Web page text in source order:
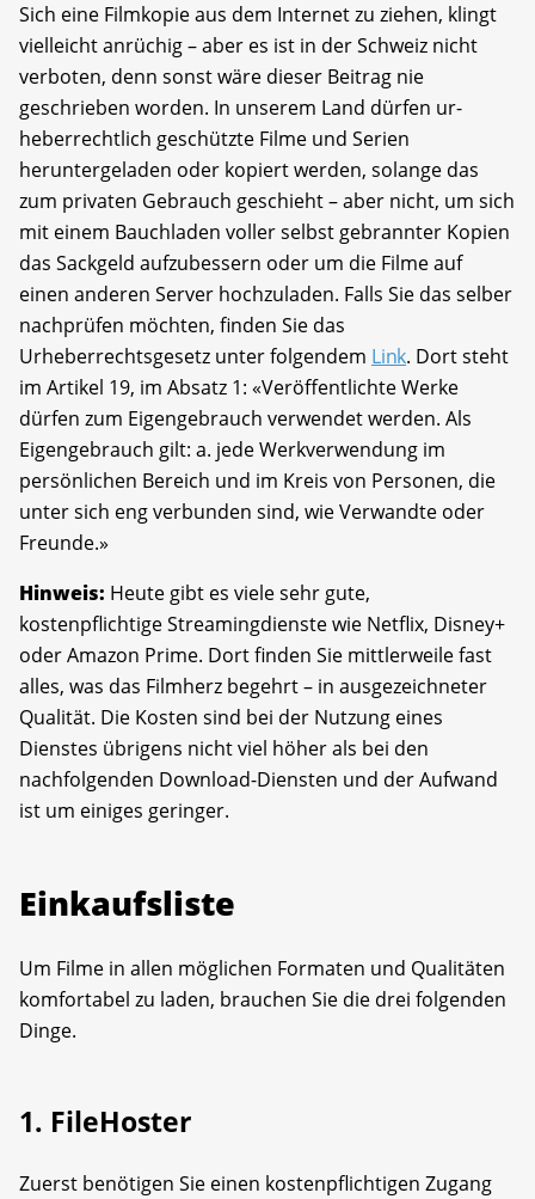
Sich eine Filmkopie aus dem Internet zu ziehen, klingt
vielleicht anrüchig – aber es ist in der Schweiz nicht
verboten, denn sonst wäre dieser Beitrag nie
geschrieben worden. In unserem Land dürfen ur­
heberrechtlich geschützte Filme und Serien
heruntergeladen oder kopiert werden, solange das
zum privaten Gebrauch geschieht – aber nicht, um sich
mit einem Bauchladen voller selbst gebrannter Kopien
das Sackgeld aufzubessern oder um die Filme auf
einen anderen Server hochzuladen. Falls Sie das selber
nachprüfen möchten, finden Sie das
Urheberrechtsgesetz unter folgendem Link. Dort steht
im Artikel 19, im Absatz 1: «Ver­öffentlichte Werke
dürfen zum Eigengebrauch verwendet werden. Als
Eigen­gebrauch gilt: a. jede Werkverwendung im
persönlichen Bereich und im Kreis von Personen, die
unter sich eng verbunden sind, wie Verwandte oder
Freunde.»
Hinweis: Heute gibt es viele sehr gute,
kostenpflichtige Streamingdienste wie Netflix, Disney+
oder Amazon Prime. Dort finden Sie mittlerweile fast
alles, was das Filmherz begehrt – in ausgezeichneter
Qualität. Die Kosten sind bei der Nutzung eines
Dienstes übrigens nicht viel höher als bei den
nachfolgenden Download-Diensten und der Aufwand
ist um einiges geringer.
Einkaufsliste
Um Filme in allen möglichen Formaten und Qualitäten
komfortabel zu laden, brauchen Sie die drei folgenden
Dinge.
1. FileHoster
Zuerst benötigen Sie einen kostenpflichtigen Zugang